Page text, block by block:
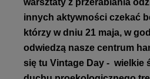
warsztaty z przerabiania
innych aktywności czekać
którzy w dniu 21 maja, w
odwiedzą nasze centrum
się tu Vintage Day - wielkie